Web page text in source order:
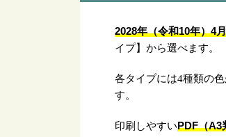
2028年（令和10年）4月
イプ】から選べます。
各タイプには4種類の
す。
印刷しやすいPDF（A3